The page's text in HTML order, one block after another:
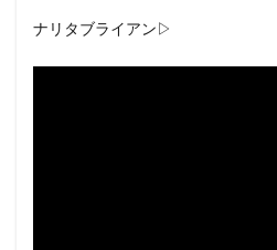
ナリタブライアン▷